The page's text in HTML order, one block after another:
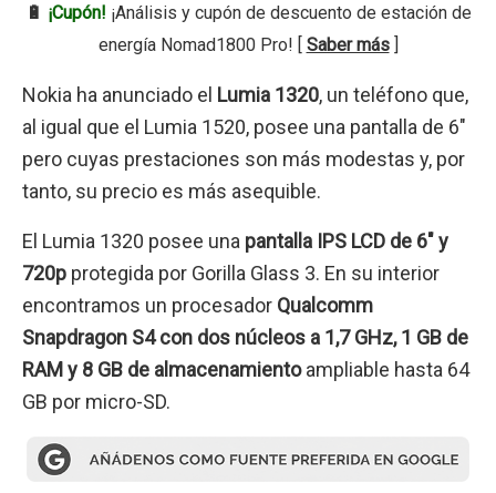
🔋 ¡Cupón! ¡Análisis y cupón de descuento de estación de
energía Nomad1800 Pro! [ Saber más]
Nokia ha anunciado el Lumia 1320, un teléfono que,
al igual que el Lumia 1520, posee una pantalla de 6″
pero cuyas prestaciones son más modestas y, por
tanto, su precio es más asequible.
El Lumia 1320 posee una pantalla IPS LCD de 6″ y
720p protegida por Gorilla Glass 3. En su interior
encontramos un procesador Qualcomm
Snapdragon S4 con dos núcleos a 1,7 GHz, 1 GB de
RAM y 8 GB de almacenamientoampliable hasta 64
GB por micro-SD.